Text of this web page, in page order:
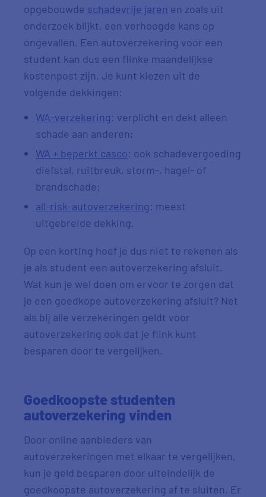
opgebouwde schadevrije jaren en zoals uit
onderzoek blijkt, een verhoogde kans op
ongevallen. Een autoverzekering voor een
student kan dus een flinke maandelijkse
kostenpost zijn. Je kunt kiezen uit de
volgende dekkingen:
WA-verzekering: verplicht en dekt alleen
schade aan anderen;
WA + beperkt casco: ook schadevergoeding
diefstal, ruitbreuk, storm-, hagel- of
brandschade;
all-risk-autoverzekering: meest
uitgebreide dekking.
Op een korting hoef je dus niet te rekenen als
je als student een autoverzekering afsluit.
Wat kun je wel doen om ervoor te zorgen dat
je een goedkope autoverzekering afsluit? Net
als bij alle verzekeringen geldt voor
autoverzekering ook dat je flink kunt
besparen door te vergelijken.
Goedkoopste studenten
autoverzekering vinden
Door online aanbieders van
autoverzekeringen met elkaar te vergelijken,
kun je geld besparen door uiteindelijk de
goedkoopste autoverzekering af te sluiten. Er